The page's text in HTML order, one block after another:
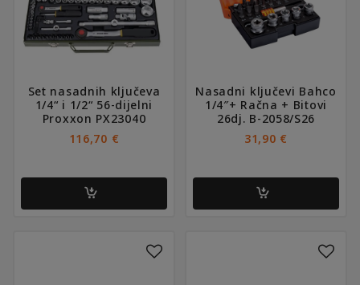
Set nasadnih ključeva
1/4“ i 1/2“ 56-dijelni
Proxxon PX23040
116,70 €
Nasadni ključevi Bahco
1/4″+ Račna + Bitovi
26dj. B-2058/S26
31,90 €